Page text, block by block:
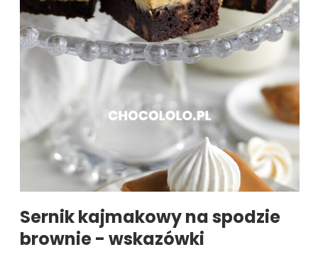
Sernik kajmakowy na spodzie
brownie - wskazówki